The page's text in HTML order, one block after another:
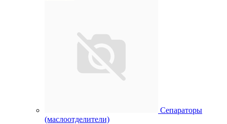
Сепараторы
(маслоотделители)